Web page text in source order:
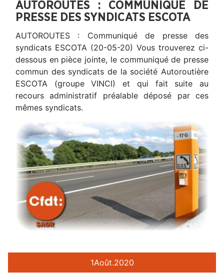
AUTOROUTES : COMMUNIQUÉ DE
PRESSE DES SYNDICATS ESCOTA
AUTOROUTES : Communiqué de presse des
syndicats ESCOTA (20-05-20) Vous trouverez ci-
dessous en pièce jointe, le communiqué de presse
commun des syndicats de la société Autoroutière
ESCOTA (groupe VINCI) et qui fait suite au
recours administratif préalable déposé par ces
mêmes syndicats.
1Août.2020